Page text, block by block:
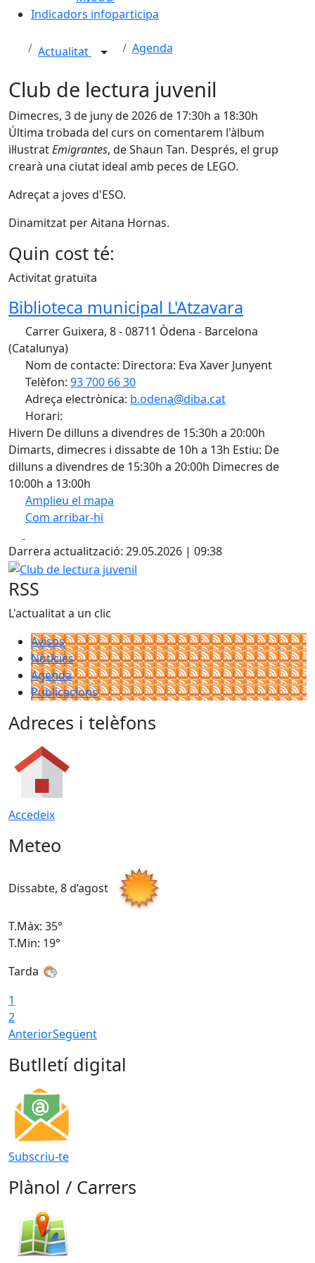
Indicadors infoparticipa
Actualitat Agenda
Club de lectura juvenil
Dimecres, 3 de juny de 2026 de 17:30h a 18:30h
Última trobada del curs on comentarem l'àlbum
il·lustratEmigrantes, de Shaun Tan. Després, el grup
crearà una ciutat ideal amb peces de LEGO.
Adreçat a joves d'ESO.
Dinamitzat per Aitana Hornas.
Quin cost té:
Activitat gratuïta
Biblioteca municipal L'Atzavara
Carrer Guixera, 8 - 08711 Òdena - Barcelona
(Catalunya)
Nom de contacte: Directora: Eva Xaver Junyent
Telèfon: 93 700 66 30
Adreça electrònica: b.odena@diba.cat
Horari:
Hivern De dilluns a divendres de 15:30h a 20:00h
Dimarts, dimecres i dissabte de 10h a 13h Estiu: De
dilluns a divendres de 15:30h a 20:00h Dimecres de
10:00h a 13:00h
Amplieu el mapa
Com arribar-hi
+
−
Darrera actualització: 29.05.2026 | 09:38
Club de lectura juvenil
RSS
L'actualitat a un clic
Avisos
Notícies
Agenda
Publicacions
Adreces i telèfons
Accedeix
Meteo
Dissabte, 8 d’agost
T.Màx: 35°
T.Min: 19°
Tarda
1
2
AnteriorSegüent
Butlletí digital
Subscriu-te
Plànol / Carrers